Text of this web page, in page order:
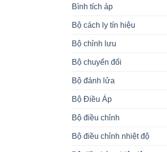
Bình tích áp
Bộ cách ly tín hiệu
Bộ chỉnh lưu
Bộ chuyển đổi
Bộ đánh lửa
Bộ Điều Áp
Bộ điều chỉnh
Bộ điều chỉnh nhiệt độ